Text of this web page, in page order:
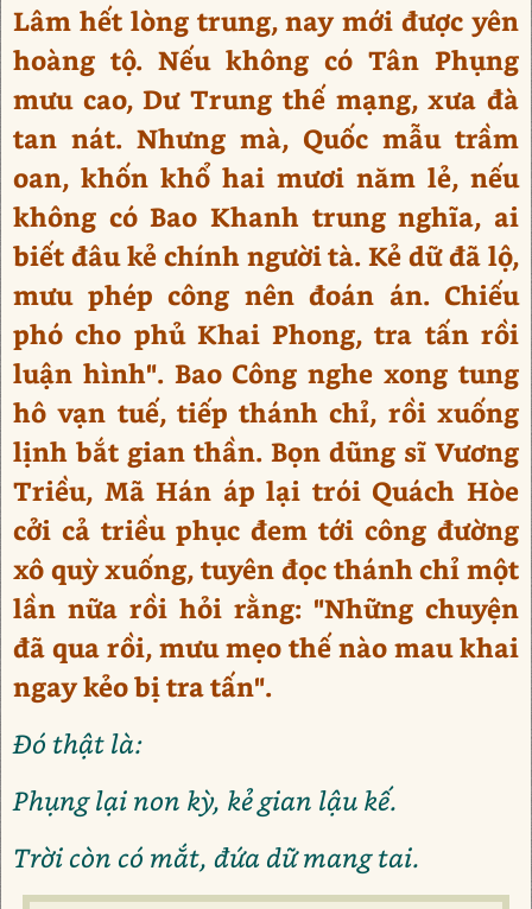
Lâm hết lòng trung, nay mới được yên
hoàng tộ. Nếu không có Tân Phụng
mưu cao, Dư Trung thế mạng, xưa đà
tan nát. Nhưng mà, Quốc mẫu trầm
oan, khốn khổ hai mươi năm lẻ, nếu
không có Bao Khanh trung nghĩa, ai
biết đâu kẻ chính người tà. Kẻ dữ đã lộ,
mưu phép công nên đoán án. Chiếu
phó cho phủ Khai Phong, tra tấn rồi
luận hình". Bao Công nghe xong tung
hô vạn tuế, tiếp thánh chỉ, rồi xuống
lịnh bắt gian thần. Bọn dũng sĩ Vương
Triều, Mã Hán áp lại trói Quách Hòe
cởi cả triều phục đem tới công đường
xô quỳ xuống, tuyên đọc thánh chỉ một
lần nữa rồi hỏi rằng: "Những chuyện
đã qua rồi, mưu mẹo thế nào mau khai
ngay kẻo bị tra tấn".
Đó thật là:
Phụng lại non kỳ, kẻ gian lậu kế.
Trời còn có mắt, đứa dữ mang tai.